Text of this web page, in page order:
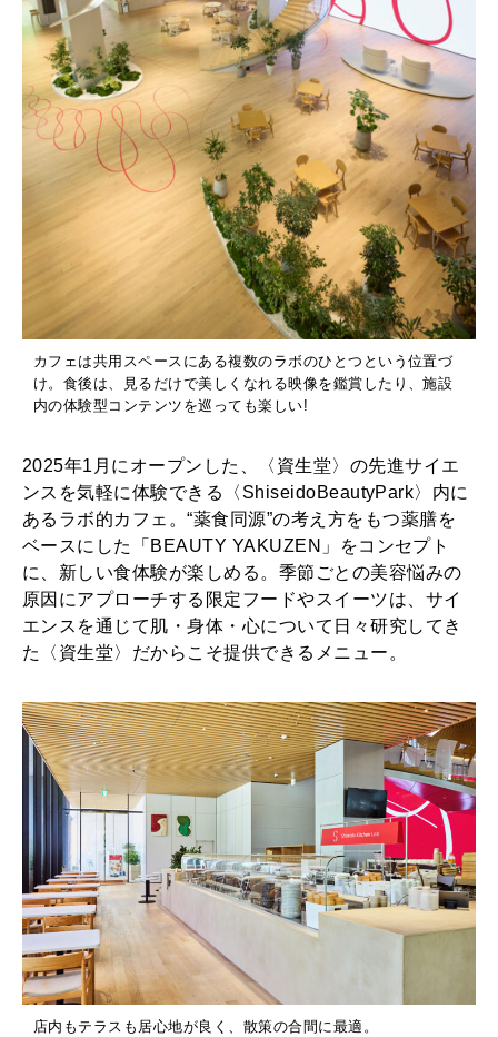
カフェは共用スペースにある複数のラボのひとつという位置づ
け。食後は、見るだけで美しくなれる映像を鑑賞したり、施設
内の体験型コンテンツを巡っても楽しい!
2025年1月にオープンした、〈資生堂〉の先進サイエ
ンスを気軽に体験できる〈ShiseidoBeautyPark〉内に
あるラボ的カフェ。“薬食同源”の考え方をもつ薬膳を
ベースにした「BEAUTY YAKUZEN」をコンセプト
に、新しい食体験が楽しめる。季節ごとの美容悩みの
原因にアプローチする限定フードやスイーツは、サイ
エンスを通じて肌・身体・心について日々研究してき
た〈資生堂〉だからこそ提供できるメニュー。
店内もテラスも居心地が良く、散策の合間に最適。